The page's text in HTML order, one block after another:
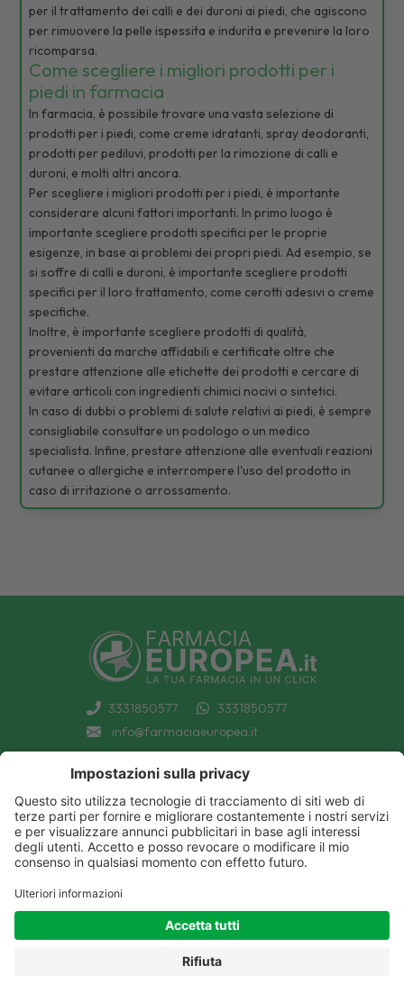
per il trattamento dei calli e dei duroni ai piedi, che agiscono
per rimuovere la pelle ispessita e indurita e prevenire la loro
ricomparsa.
Come scegliere i migliori prodotti per i
piedi in farmacia
In farmacia, è possibile trovare una vasta selezione di
prodotti per i piedi, come creme idratanti, spray deodoranti,
prodotti per pediluvi, prodotti per la rimozione di calli e
duroni, e molti altri ancora.
Per scegliere i migliori prodotti per i piedi, è importante
considerare alcuni fattori importanti. In primo luogo è
importante scegliere prodotti specifici per le proprie
esigenze, in base ai problemi dei propri piedi. Ad esempio, se
si soffre di calli e duroni, è importante scegliere prodotti
specifici per il loro trattamento, come cerotti adesivi o creme
specifiche.
Inoltre, è importante scegliere prodotti di qualità,
provenienti da marche affidabili e certificate oltre che
prestare attenzione alle etichette dei prodotti e cercare di
evitare articoli con ingredienti chimici nocivi o sintetici.
In caso di dubbi o problemi di salute relativi ai piedi, è sempre
consigliabile consultare un podologo o un medico
specialista. Infine, prestare attenzione alle eventuali reazioni
cutanee o allergiche e interrompere l'uso del prodotto in
caso di irritazione o arrossamento.
3331850577
3331850577
info@farmaciaeuropea.it
PRIVACY POLICY
COOKIE POLICY
DECONTRIBUZIONE INPS
SPEDIZIONI
COUPON E OFFERTE
PATOLOGIE: CAUSE E RIMEDI
CATEGORIE FARMACI A-Z
MARCHI
TUTTO IL NOSTRO CATALOGO
IL NOSTRO BLOG
DIVENTIAMO AMICI!